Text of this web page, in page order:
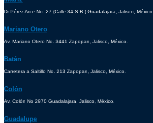
Dr Pérez Arce No. 27 (Calle 34 S.R.) Guadalajara, Jalisco, México.
Mariano Otero
Av. Mariano Otero No. 3441 Zapopan, Jalisco, México.
Batán
Carretera a Saltillo No. 213 Zapopan, Jalisco, México.
Colón
Av. Colón No 2970 Guadalajara, Jalisco, México.
Guadalupe